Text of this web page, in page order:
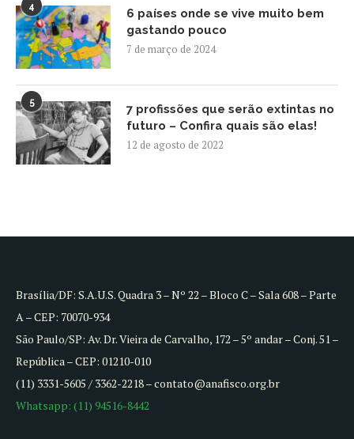
4
6 países onde se vive muito bem
gastando pouco
7 de março de 2024
5
7 profissões que serão extintas no
futuro – Confira quais são elas!
12 de agosto de 2022
Brasília/DF: S.A.U.S. Quadra 3 – Nº 22 – Bloco C – Sala 608 – Parte
A – CEP: 70070-934
São Paulo/SP: Av. Dr. Vieira de Carvalho, 172 – 5º andar – Conj. 51 –
República – CEP: 01210-010
(11) 3331-5605 / 3362-2218 – contato@anafisco.org.br
Whatsapp: (11) 94516-8442